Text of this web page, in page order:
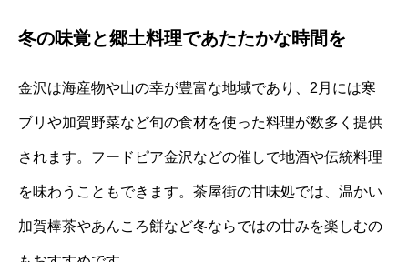
冬の味覚と郷土料理であたたかな時間を
金沢は海産物や山の幸が豊富な地域であり、2月には寒
ブリや加賀野菜など旬の食材を使った料理が数多く提供
されます。フードピア金沢などの催しで地酒や伝統料理
を味わうこともできます。茶屋街の甘味処では、温かい
加賀棒茶やあんころ餅など冬ならではの甘みを楽しむの